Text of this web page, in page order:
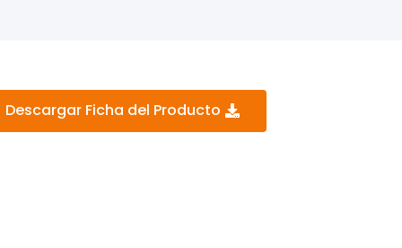
Descargar Ficha del Producto